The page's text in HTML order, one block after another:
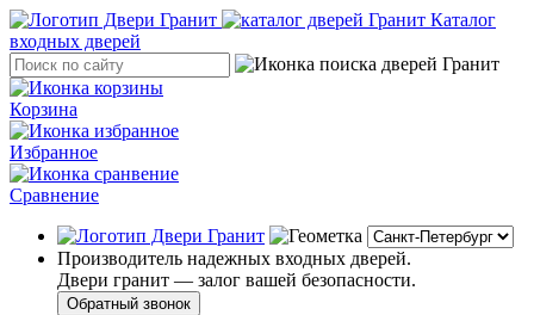
Каталог
входных дверей
Корзина
Избранное
Сравнение
Производитель надежных входных дверей.
Двери гранит — залог вашей безопасности.
Обратный звонок